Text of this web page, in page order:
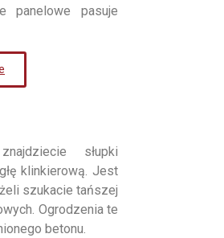
panelowe pasuje
słupki
klinkierową. Jest
szukacie tańszej
Ogrodzenia te
betonu.